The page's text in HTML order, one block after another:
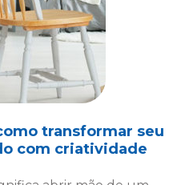
transformar seu
com criatividade
abrir mão de um
Com soluções
é possível transformar